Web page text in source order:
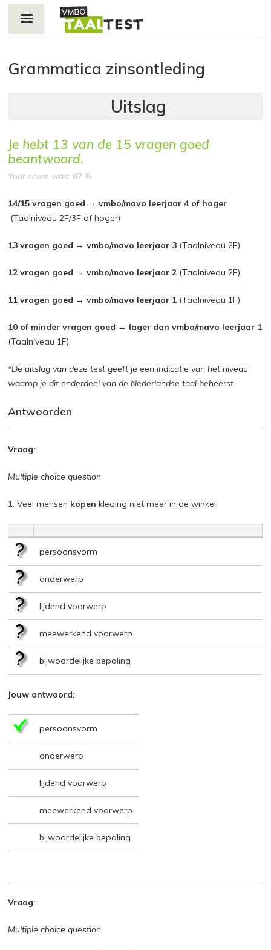
Grammatica zinsontleding
Je hebt 13 van de 15 vragen goed
beantwoord.
Your score was: 87 %
14/15 vragen goed → vmbo/mavo leerjaar 4 of hoger
(Taalniveau 2F/3F of hoger)
13 vragen goed → vmbo/mavo leerjaar 3 (Taalniveau 2F)
12 vragen goed → vmbo/mavo leerjaar 2 (Taalniveau 2F)
11 vragen goed → vmbo/mavo leerjaar 1 (Taalniveau 1F)
10 of minder vragen goed → lager dan vmbo/mavo leerjaar 1
(Taalniveau 1F)
*De uitslag van deze test geeft je een indicatie van het niveau
waarop je dit onderdeel van de Nederlandse taal beheerst.
Antwoorden
Vraag:
Multiple choice question
1. Veel mensen kopen kleding niet meer in de winkel.
persoonsvorm
onderwerp
lijdend voorwerp
meewerkend voorwerp
bijwoordelijke bepaling
Jouw antwoord:
persoonsvorm
onderwerp
lijdend voorwerp
meewerkend voorwerp
bijwoordelijke bepaling
Vraag:
Multiple choice question